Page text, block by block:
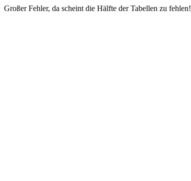
Großer Fehler, da scheint die Hälfte der Tabellen zu fehlen!